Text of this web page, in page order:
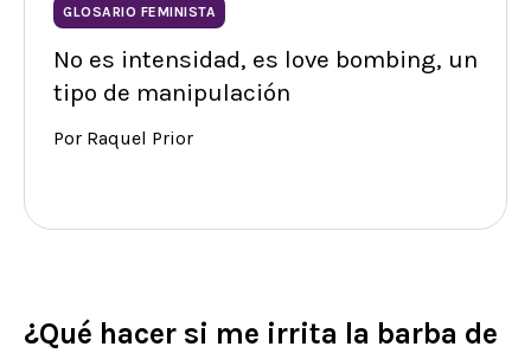
GLOSARIO FEMINISTA
No es intensidad, es love bombing, un
tipo de manipulación
Por Raquel Prior
¿Qué hacer si me irrita la barba de